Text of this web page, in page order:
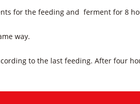
for the feeding and ferment for 8
way.
to the last feeding. After four